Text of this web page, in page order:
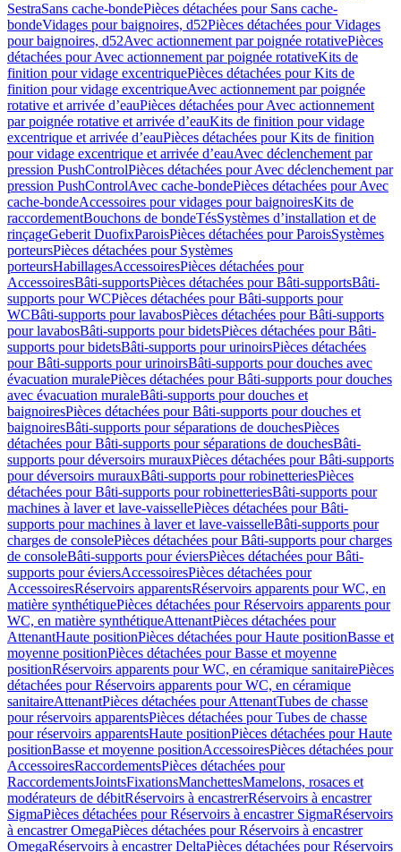
SestraSans cache-bondePièces détachées pour Sans cache-
bondeVidages pour baignoires, d52Pièces détachées pour Vidages
pour baignoires, d52Avec actionnement par poignée rotativePièces
détachées pour Avec actionnement par poignée rotativeKits de
finition pour vidage excentriquePièces détachées pour Kits de
finition pour vidage excentriqueAvec actionnement par poignée
rotative et arrivée d’eauPièces détachées pour Avec actionnement
par poignée rotative et arrivée d’eauKits de finition pour vidage
excentrique et arrivée d’eauPièces détachées pour Kits de finition
pour vidage excentrique et arrivée d’eauAvec déclenchement par
pression PushControlPièces détachées pour Avec déclenchement par
pression PushControlAvec cache-bondePièces détachées pour Avec
cache-bondeAccessoires pour vidages pour baignoiresKits de
raccordementBouchons de bondeTésSystèmes d’installation et de
rinçageGeberit DuofixParoisPièces détachées pour ParoisSystèmes
porteursPièces détachées pour Systèmes
porteursHabillagesAccessoiresPièces détachées pour
AccessoiresBâti-supportsPièces détachées pour Bâti-supportsBâti-
supports pour WCPièces détachées pour Bâti-supports pour
WCBâti-supports pour lavabosPièces détachées pour Bâti-supports
pour lavabosBâti-supports pour bidetsPièces détachées pour Bâti-
supports pour bidetsBâti-supports pour urinoirsPièces détachées
pour Bâti-supports pour urinoirsBâti-supports pour douches avec
évacuation muralePièces détachées pour Bâti-supports pour douches
avec évacuation muraleBâti-supports pour douches et
baignoiresPièces détachées pour Bâti-supports pour douches et
baignoiresBâti-supports pour séparations de douchesPièces
détachées pour Bâti-supports pour séparations de douchesBâti-
supports pour déversoirs murauxPièces détachées pour Bâti-supports
pour déversoirs murauxBâti-supports pour robinetteriesPièces
détachées pour Bâti-supports pour robinetteriesBâti-supports pour
machines à laver et lave-vaissellePièces détachées pour Bâti-
supports pour machines à laver et lave-vaisselleBâti-supports pour
charges de consolePièces détachées pour Bâti-supports pour charges
de consoleBâti-supports pour éviersPièces détachées pour Bâti-
supports pour éviersAccessoiresPièces détachées pour
AccessoiresRéservoirs apparentsRéservoirs apparents pour WC, en
matière synthétiquePièces détachées pour Réservoirs apparents pour
WC, en matière synthétiqueAttenantPièces détachées pour
AttenantHaute positionPièces détachées pour Haute positionBasse et
moyenne positionPièces détachées pour Basse et moyenne
positionRéservoirs apparents pour WC, en céramique sanitairePièces
détachées pour Réservoirs apparents pour WC, en céramique
sanitaireAttenantPièces détachées pour AttenantTubes de chasse
pour réservoirs apparentsPièces détachées pour Tubes de chasse
pour réservoirs apparentsHaute positionPièces détachées pour Haute
positionBasse et moyenne positionAccessoiresPièces détachées pour
AccessoiresRaccordementsPièces détachées pour
RaccordementsJointsFixationsManchettesMamelons, rosaces et
modérateurs de débitRéservoirs à encastrerRéservoirs à encastrer
SigmaPièces détachées pour Réservoirs à encastrer SigmaRéservoirs
à encastrer OmegaPièces détachées pour Réservoirs à encastrer
OmegaRéservoirs à encastrer DeltaPièces détachées pour Réservoirs